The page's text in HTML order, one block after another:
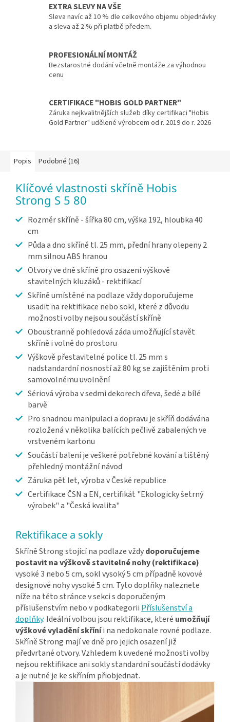
EXTRA SLEVY NA VŠE
Sleva navíc až 10 % dle celkového objemu objednávky
a sleva až 2 % při platbě předem.
PROFESIONÁLNÍ MONTÁŽ
Bezstarostné dodání včetně montáže za výhodnou
cenu
CERTIFIKACE "HOBIS GOLD PARTNER"
Záruka nejkvalitnějších služeb díky certifikaci "Hobis
Gold Partner" udělené výrobcem od r. 2019 do r. 2026
Popis Podobné (16)
Klíčové vlastnosti skříně Hobis
Strong S 5 80
Rozměr skříně - šířka 80 cm, výška 192, hloubka 40
cm
Půda a dno skříně tl. 25 mm, přední hrany olepeny 2
mm silnou ABS hranou
Otvory ve dně skříně pro osazení výškově
stavitelných kluzáků - rektifikací
Skříně umístěné na podlaze vždy doporučujeme
usadit na rektifikace nebo sokl, které z důvodu
možnosti volby nejsou součástí skříně
Oboustranně pohledová záda umožňující stavět
skříně i volně do prostoru
Výškově přestavitelné police tl. 25 mm s
nadstandardní nosností až 80 kg se zajištěním proti
samovolnému uvolnění
Sériová výroba v sedmi dekorech dřeva, šedé a bílé
barvě
Pro snadnou manipulaci a dopravu je skříň dodávána
rozložená v několika balících pečlivě zabalených ve
vrstveném kartonu
Součástí balení je veškeré potřebné kování a tištěný
přehledný montážní návod
Záruka pět let, výroba v České republice
Certifikace ČSN a EN, certifikát "Ekologicky šetrný
výrobek" a "Česká kvalita"
Rektifikace a sokly
Skříně Strong stojící na podlaze vždydoporučujeme
postavit na výškově stavitelné nohy (rektifikace)
vysoké 3 nebo 5 cm, sokl vysoký 5 cm případně kovové
designové nohy vysoké 5 cm. Tyto doplňky naleznete
níže na této stránce v sekci s doporučeným
příslušenstvím nebo v podkategoriiPříslušenství a
doplňky. Ideální volbou jsou rektifikace, které umožňují
výškové vyladění skříníi na nedokonale rovné podlaze.
Skříně Strong mají ve dně pro jejich osazení již
předvrtané otvory. Vzhledem k uvedené možnosti volby
nejsou rektifikace ani sokly standardní součástí dodávky
a je nutné je ke skříním přiobjednat.